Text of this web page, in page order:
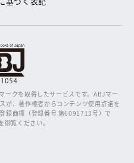
ークを取得したサービスです。ABJマー
が、著作権者からコンテンツ使用許諾を
録商標（登録番号 第6091713号）で
覧ください。